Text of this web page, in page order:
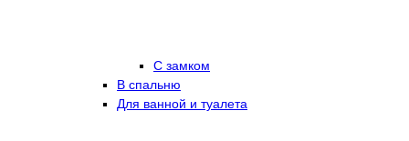
С замком
В спальню
Для ванной и туалета